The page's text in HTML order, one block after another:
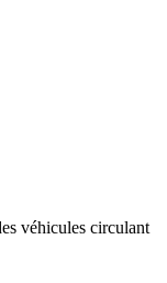
véhicules circulant